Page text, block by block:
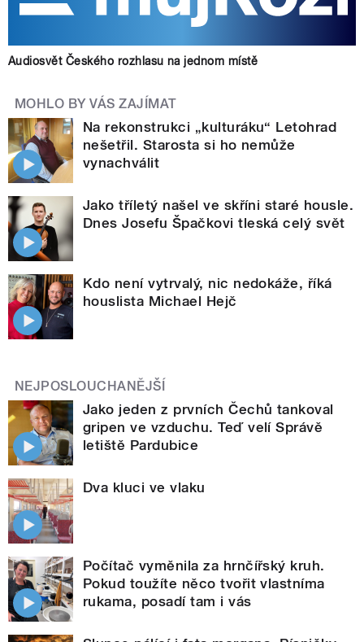
Audiosvět Českého rozhlasu na jednom místě
MOHLO BY VÁS ZAJÍMAT
Na rekonstrukci „kulturáku“ Letohrad
nešetřil. Starosta si ho nemůže
vynachválit
Jako tříletý našel ve skříni staré housle.
Dnes Josefu Špačkovi tleská celý svět
Kdo není vytrvalý, nic nedokáže, říká
houslista Michael Hejč
NEJPOSLOUCHANĚJŠÍ
Jako jeden z prvních Čechů tankoval
gripen ve vzduchu. Teď velí Správě
letiště Pardubice
Dva kluci ve vlaku
Počítač vyměnila za hrnčířský kruh.
Pokud toužíte něco tvořit vlastníma
rukama, posadí tam i vás